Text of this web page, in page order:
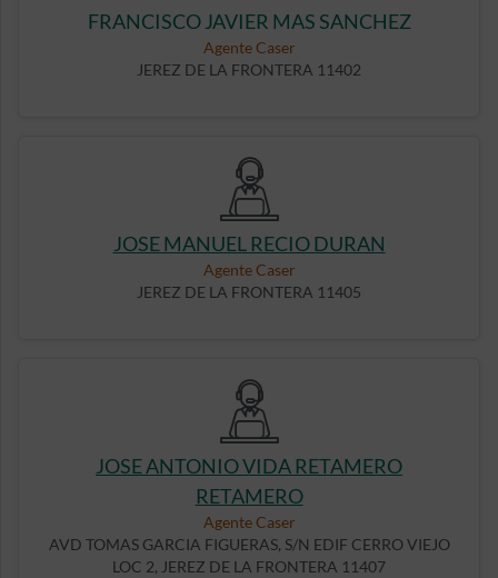
FRANCISCO JAVIER MAS SANCHEZ
Agente Caser
JEREZ DE LA FRONTERA 11402
JOSE MANUEL RECIO DURAN
Agente Caser
JEREZ DE LA FRONTERA 11405
JOSE ANTONIO VIDA RETAMERO
RETAMERO
Agente Caser
AVD TOMAS GARCIA FIGUERAS, S/N EDIF CERRO VIEJO
LOC 2, JEREZ DE LA FRONTERA 11407